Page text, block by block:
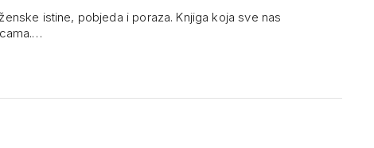
istine, pobjeda i poraza. Knjiga koja sve nas